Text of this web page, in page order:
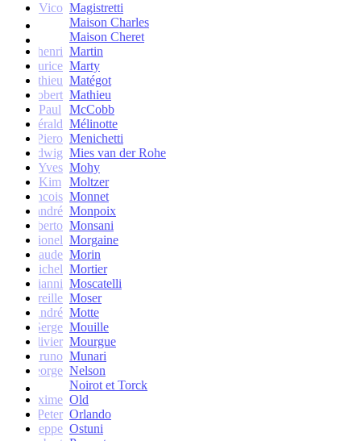
Vico Magistretti
Maison Charles
Maison Cheret
henri Martin
Maurice Marty
Mathieu Matégot
Robert Mathieu
Paul
McCobb
Gérald Mélinotte
Piero Menichetti
Ludwig Mies van der Rohe
Yves Mohy
Kim
Moltzer
Francois Monnet
andré Monpoix
Roberto Monsani
Lionel Morgaine
Claude Morin
Michel Mortier
Gianni Moscatelli
Mireille Moser
André Motte
Serge Mouille
Olivier Mourgue
Bruno Munari
George Nelson
Noirot et Torck
Maxime Old
Peter Orlando
Giuseppe Ostuni